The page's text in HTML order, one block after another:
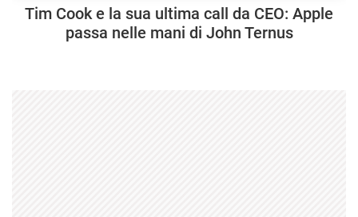
Tim Cook e la sua ultima call da CEO: Apple
passa nelle mani di John Ternus